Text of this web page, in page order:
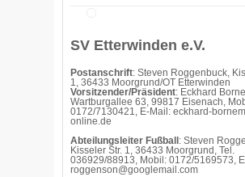
SV Etterwinden e.V.
Postanschrift: Steven Roggenbuck,
1, 36433 Moorgrund/OT Etterwinden
Vorsitzender/Präsident: Eckhard
Wartburgallee 63, 99817 Eisenach,
0172/7130421, E-Mail: eckhard-
online.de
Abteilungsleiter Fußball : Steven
Kisseler Str. 1, 36433 Moorgrund, Tel.
036929/88913, Mobil: 0172/5169573,
roggenson@googlemail.com